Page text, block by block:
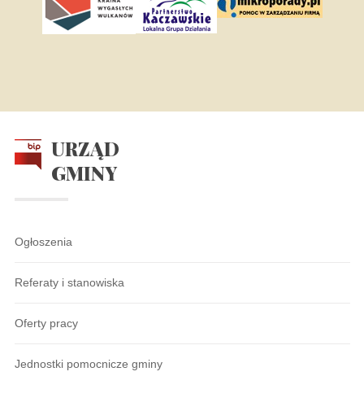
URZĄD
GMINY
Ogłoszenia
Referaty i stanowiska
Oferty pracy
Jednostki pomocnicze gminy